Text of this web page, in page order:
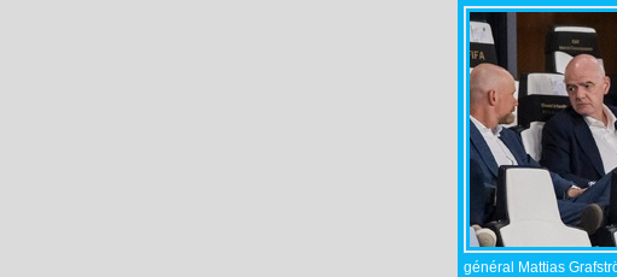
général Mattias